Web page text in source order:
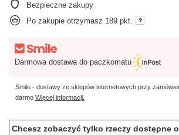
Bezpieczne zakupy
Po zakupie otrzymasz 189 pkt.
Darmowa dostawa do paczkomatu
Smile - dostawy ze sklepów internetowych przy
darmo Więcej informacji.
Chcesz zobaczyć tylko rzeczy dostępne